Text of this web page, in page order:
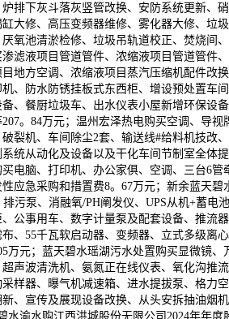
排下灰斗落灰竖管改换、安防系统更新、
大修、高压变频器维修、雾化器大修、垃
氧池清淤检修、垃圾吊轨道校正、焚烧间
滤液项目管道管件、浓缩液项目管道管件
地方空调、浓缩液项目蒸汽压缩机配件改
、防水防锈挂板式东西柜、增设预处置车
、餐厨垃圾车、出水仪表小屋新增环保设
。84万元；温州宏泽热电购买空调、导视
裂机、车间除尘2套、输送线#给料机技改
统从动化及设备以及干化车间节制室全体
电脑、打印机、办公家俱、空调、三台6管
应急采购和措置费8。67万元；新余蓝天碧
污泵、消融氧/PH阐发仪、UPS从机+蓄电
公事用车、数字计量泵及配套设备、推流
、55千瓦软启动器、变频器、立式多级离心
万元；蓝天碧水瑶湖污水处置购买显微镜、
声波清洗机、氨氮正在线仪表、氧化沟推
样器、曝气机减速箱、进水提拔泵、格力
、宣传及展现设备改换、从头安拆抽油烟
水渝水购江西洪城股份无限公司2024年年度